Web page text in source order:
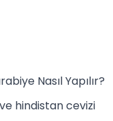
Nasıl Yapılır?
hindistan cevizi